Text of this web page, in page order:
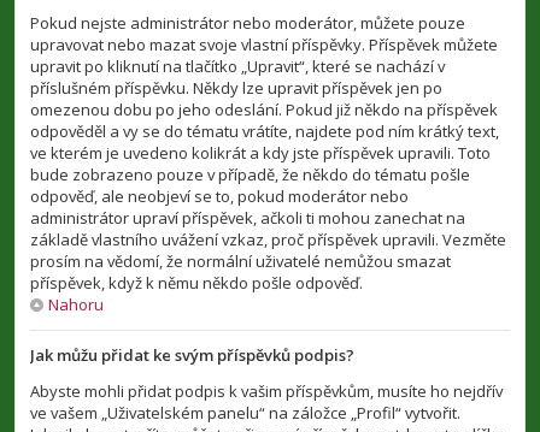
Pokud nejste administrátor nebo moderátor, můžete pouze
upravovat nebo mazat svoje vlastní příspěvky. Příspěvek můžete
upravit po kliknutí na tlačítko „Upravit“, které se nachází v
příslušném příspěvku. Někdy lze upravit příspěvek jen po
omezenou dobu po jeho odeslání. Pokud již někdo na příspěvek
odpověděl a vy se do tématu vrátíte, najdete pod ním krátký text,
ve kterém je uvedeno kolikrát a kdy jste příspěvek upravili. Toto
bude zobrazeno pouze v případě, že někdo do tématu pošle
odpověď, ale neobjeví se to, pokud moderátor nebo
administrátor upraví příspěvek, ačkoli ti mohou zanechat na
základě vlastního uvážení vzkaz, proč příspěvek upravili. Vezměte
prosím na vědomí, že normální uživatelé nemůžou smazat
příspěvek, když k němu někdo pošle odpověď.
Nahoru
Jak můžu přidat ke svým příspěvků podpis?
Abyste mohli přidat podpis k vašim příspěvkům, musíte ho nejdřív
ve vašem „Uživatelském panelu“ na záložce „Profil“ vytvořit.